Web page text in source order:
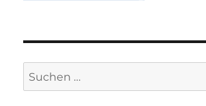
Suchen
nach: